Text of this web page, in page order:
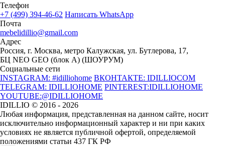
Телефон
+7 (499) 394-46-62 Написать WhatsApp
Почта
mebelidillio@gmail.com
Адрес
Россия, г. Москва, метро Калужская, ул. Бутлерова, 17,
БЦ NEO GEO (блок А) (ШОУРУМ)
Социальные сети
INSTAGRAM: #idilliohome ВКОНТАКТЕ: IDILLIOCOM
TELEGRAM: IDILLIOHOME PINTEREST:IDILLIOHOME
YOUTUBE:@IDILLIOHOME
IDILLIO © 2016 - 2026
Любая информация, представленная на данном сайте, носит
исключительно информационный характер и ни при каких
условиях не является публичной офертой, определяемой
положениями статьи 437 ГК РФ